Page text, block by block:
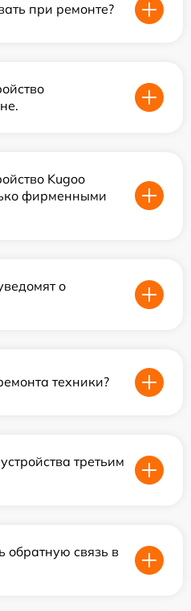
при ремонте?
Kugoo
фирменными
о
техники?
третьим
обратную связь в